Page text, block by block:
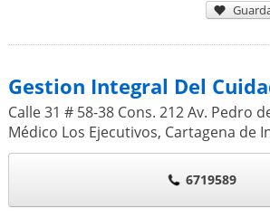
Gestion Integral Del
Calle 31 # 58-38 Cons. 212 Av. Pedro
Médico Los Ejecutivos, Cartagena de
6719589